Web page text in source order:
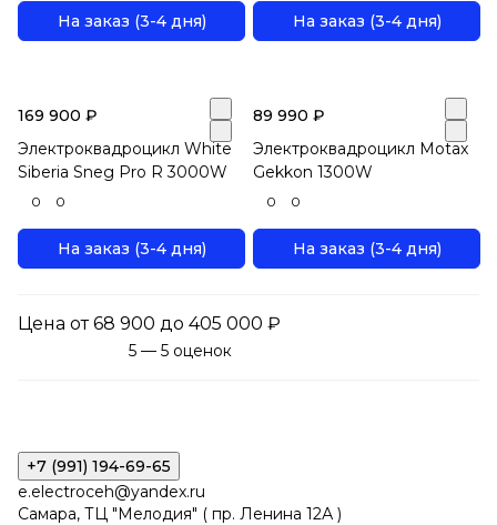
На заказ (3-4 дня) На заказ (3-4 дня)
169 900 ₽
Электроквадроцикл White
Siberia Sneg Pro R 3000W
0 0
На заказ (3-4 дня)
89 990 ₽
Электроквадроцикл Motax
Gekkon 1300W
0 0
На заказ (3-4 дня)
Цена от 68 900 до 405 000 ₽
5 — 5 оценок
+7 (991) 194-69-65
e.electroceh@yandex.ru
Самара, ТЦ "Мелодия" ( пр. Ленина 12А )